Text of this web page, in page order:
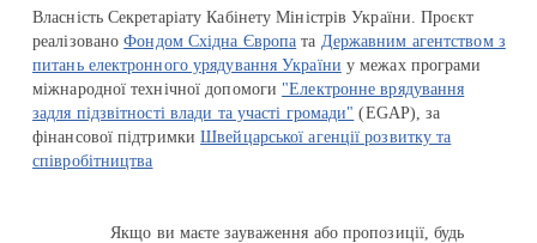
Власність Секретаріату Кабінету Міністрів України. Проєкт
реалізованоФондом Східна Європа та Державним агентством з
питань електронного урядування України у межах програми
міжнародної технічної допомоги "Електронне врядування
задля підзвітності влади та участі громади" (EGAP), за
фінансової підтримкиШвейцарської агенції розвитку та
співробітництва
Якщо ви маєте зауваження або пропозиції, будь